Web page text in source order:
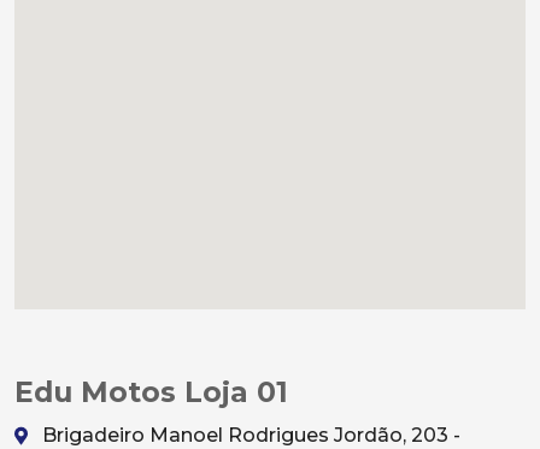
Edu Motos Loja 01
Brigadeiro Manoel Rodrigues Jordão, 203 -